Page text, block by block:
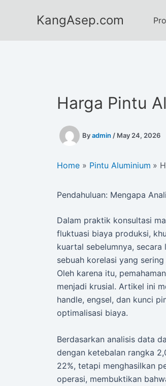
KangAsep.com
Harga Pintu
Byadmin / May 24, 2026
Home Pintu Aluminium
Pendahuluan: Mengapa
Dalam praktik konsultasi
fluktuasi biaya produksi,
kuartal sebelumnya,
sebuah korelasi yang
Oleh karena itu,
menjadi krusial. Artikel ini
handle, engsel, dan kunci
optimalisasi biaya.
Berdasarkan analisis data
dengan ketebalan rangka
22%, tetapi menghasilkan
operasi, membuktikan